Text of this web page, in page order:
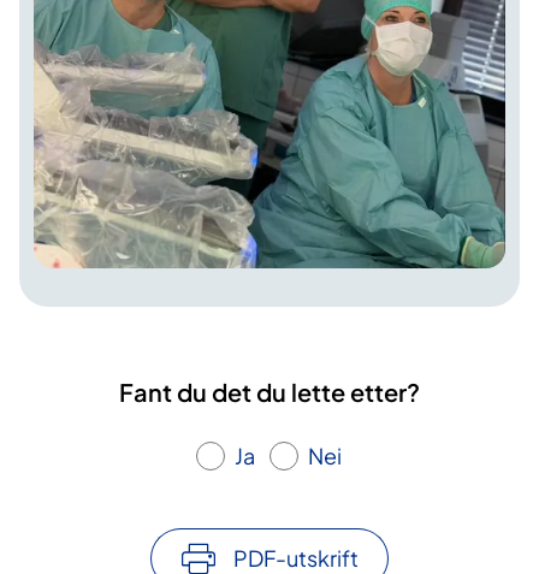
Fant du det du lette etter?
Ja Nei
PDF-utskrift